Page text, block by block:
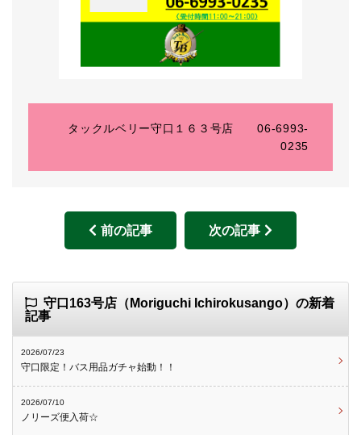
タックルベリー守口１６３号店 06-6993-
0235
前の記事 次の記事
守口163号店（Moriguchi Ichirokusango）の新着
記事
2026/07/23
守口限定！バス用品ガチャ始動！！
2026/07/10
ノリーズ便入荷☆